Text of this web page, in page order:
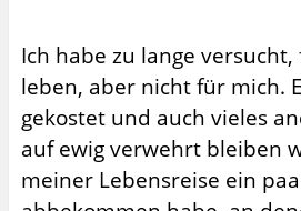
Ich habe zu lange
leben, aber nicht für mich.
gekostet und auch vieles
auf ewig verwehrt bleiben
meiner Lebensreise ein